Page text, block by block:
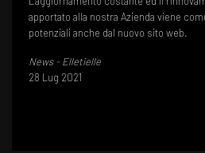
apportato alla nostra Azienda viene
potenziali anche dal nuovo sito web.
News - Elletielle
28 Lug 2021